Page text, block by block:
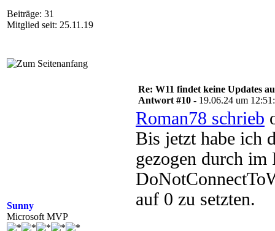
Beiträge: 31
Mitglied seit: 25.11.19
Sunny
Microsoft MVP
Re: W11 findet keine Updates
Antwort #10 - 19.06.24 um
Roman78 schrieb
Bis jetzt habe ich
gezogen durch im
auf 0 zu setzten.